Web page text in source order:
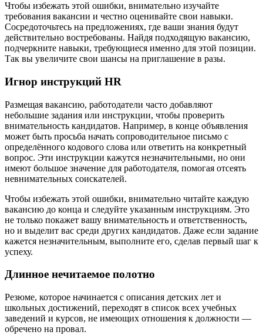
Чтобы избежать этой ошибки, внимательно изучайте
требования вакансии и честно оценивайте свои навыки.
Сосредоточьтесь на предложениях, где ваши знания будут
действительно востребованы. Найдя подходящую вакансию,
подчеркните навыки, требующиеся именно для этой позиции.
Так вы увеличите свои шансы на приглашение в разы.
Игнор инструкций HR
Размещая вакансию, работодатели часто добавляют
небольшие задания или инструкции, чтобы проверить
внимательность кандидатов. Например, в конце объявления
может быть просьба начать сопроводительное письмо с
определённого кодового слова или ответить на конкретный
вопрос. Эти инструкции кажутся незначительными, но они
имеют большое значение для работодателя, помогая отсеять
невнимательных соискателей.
Чтобы избежать этой ошибки, внимательно читайте каждую
вакансию до конца и следуйте указанным инструкциям. Это
не только покажет вашу внимательность и ответственность,
но и выделит вас среди других кандидатов. Даже если задание
кажется незначительным, выполните его, сделав первый шаг к
успеху.
Длинное нечитаемое полотно
Резюме, которое начинается с описания детских лет и
школьных достижений, переходят в список всех учебных
заведений и курсов, не имеющих отношения к должности —
обречено на провал.